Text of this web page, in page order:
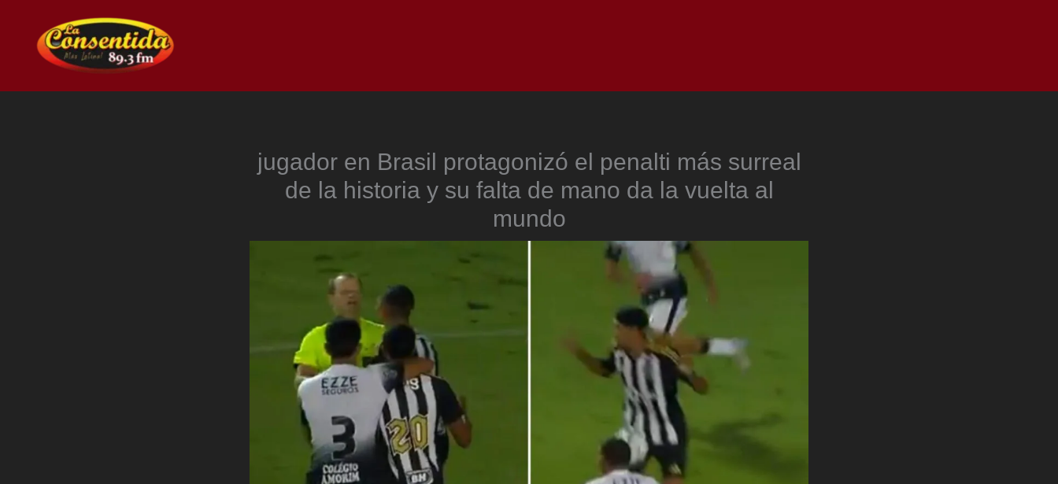
contenido
jugador en Brasil protagonizó el penalti más surreal
de la historia y su falta de mano da la vuelta al
mundo